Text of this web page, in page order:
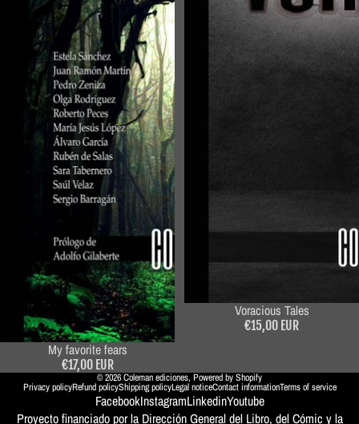
My favorite fears
€17,00 EUR
Voracious Tales
€15,00 EUR
© 2026Coleman ediciones,Powered by Shopify
Privacy policyRefund policyShipping policyLegal noticeContact informationTerms of service
FacebookInstagramLinkedinYoutube
Proyecto financiado por la Dirección General del Libro, del Cómic y la